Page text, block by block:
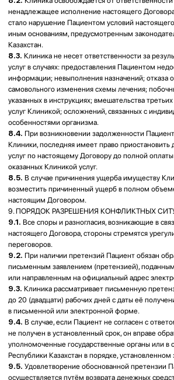
жасасу жөнінде ұсыныс болып табылады.
1.2.Офертаға акцепт Пациенттің келесі іс-әрекеттерінің бірін
• дәрігердің қабылдауына алдын ала жазылу;
• медициналық араласуларды және (немесе) диагностикалық іс-
шараларды жүргізуге арналған ақпараттандырылған келісімге қол қою;
• қызметтер үшін төлем жасау.
1.3.Офертаға акцепт Пациенттің оның барлық шарттарымен
келісетіндігін растайды және Қазақстан Республикасының Азаматтық
кодексінің 387-бабына сәйкес Шарт жасасумен теңестіріледі.
1.4.Осы Шартты орындау барысында Пациенттер мен Клиника (бұдан
әрі – бірлесіп «Тараптар») халыққа медициналық қызмет көрсетуді
2. ШАРТТЫҢ ПӘНІ
2.1.Осы Офертаға сәйкес Шарт жасасу барысында Клиника Пациентке
өзінің медициналық қызметті жүзеге асыруға арналған лицензиясына
және Қазақстан Республикасының денсаулық сақтау саласындағы
қолданыстағы нормативтік құқықтық актілеріне сәйкес медициналық
қызметтер көрсетуге міндеттенеді, ал Пациент көрсетілетін
медициналық қызметтердің сапалы көрсетілуін қамтамасыз ететін
талаптары мен ұсынымдарын орындауға, соның ішінде қажетті
Пациентке көрсетілетін медициналық қызметтердің тізбесі мен
құны қызмет көрсетілген сәтте қолданылып жүрген Клиниканың
прейскурантымен айқындалады.
бермейтіндігімен келіседі. Емдеу нәтижесі ағзаның жеке
ерекшеліктеріне және тағайындалған ұсынымдарды сақтауына
жоққа шығарылмайды.
3. ҚЫЗМЕТТЕРДІ КӨРСЕТУ ШАРТТАРЫ
3.1.Дәрігердің қабылдауына жазылу Клиниканың тіркеу бөлімі арқылы
жүзеге асырылады. Алдын ала жазылусыз қабылдау бос уақыт болған
жағдайда ғана мүмкін болады.
Клиника және оның қызметкерлері келесі жағдайларда қабылдау
уақытын өзгертуге, Пациенттердің кезегін ауыстыруға немесе жазбаны
кейінгі уақытқа шегеруге құқылы:
• Пациенттің 10 (он) минуттан астам кешігуі;
• анағұрлым ауыр жағдайда болған Пациентті қабылдау;
• жұқпалы қауіптердің анықталуы;
• шұғыл медициналық көмек көрсетуді қажет ететін өзге де
жағдайлардың туындауы.
3.3.Дәрігердің ауруына немесе болмауына байланысты Клиника
Пациентті қабылдау уақытын ауыстыру туралы хабардар етеді.